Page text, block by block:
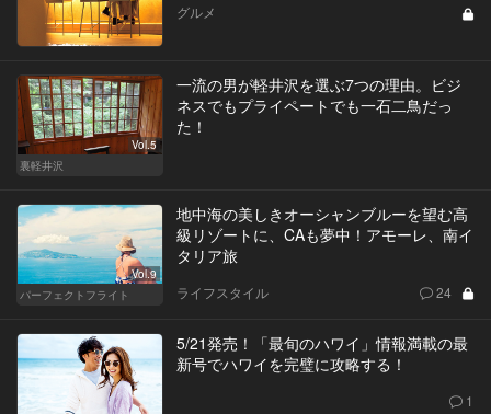
グルメ
Vol.5
裏軽井沢
一流の男が軽井沢を選ぶ7つの理由。ビジ
ネスでもプライペートでも一石二鳥だっ
た！
Vol.9
パーフェクトフライト
地中海の美しきオーシャンブルーを望む高
級リゾートに、CAも夢中！アモーレ、南イ
タリア旅
ライフスタイル 24
5/21発売！「最旬のハワイ」情報満載の最
新号でハワイを完璧に攻略する！
1